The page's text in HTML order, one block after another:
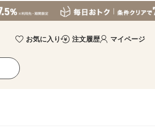
お気に入り 注文履歴 マイページ